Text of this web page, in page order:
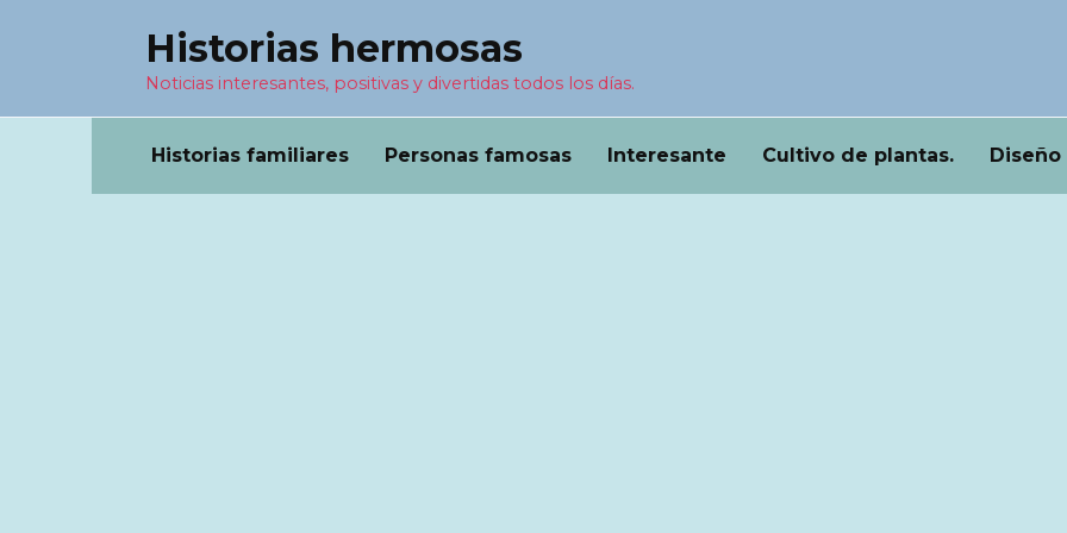
Historias hermosas
Noticias interesantes, positivas y divertidas todos los días.
Historias familiares Personas famosas Interesante Cultivo de plantas. Diseño